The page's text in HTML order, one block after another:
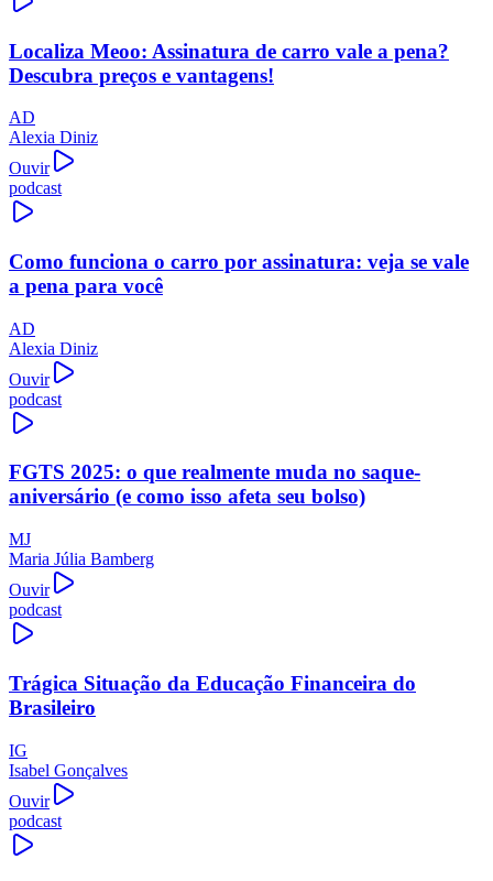
Localiza Meoo: Assinatura de carro vale a pena?
Descubra preços e vantagens!
AD
Alexia Diniz
Ouvir
podcast
Como funciona o carro por assinatura: veja se vale
a pena para você
AD
Alexia Diniz
Ouvir
podcast
FGTS 2025: o que realmente muda no saque-
aniversário (e como isso afeta seu bolso)
MJ
Maria Júlia Bamberg
Ouvir
podcast
Trágica Situação da Educação Financeira do
Brasileiro
IG
Isabel Gonçalves
Ouvir
podcast